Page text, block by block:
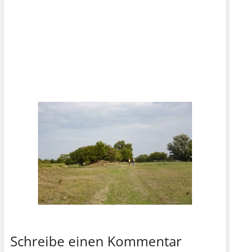
Schreibe einen Kommentar